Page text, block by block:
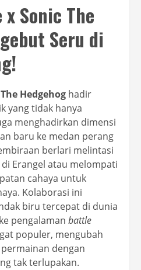
x Sonic The
Seru di
Hedgehog hadir
yang tidak hanya
menghadirkan dimensi
baru ke medan perang
berlari melintasi
Erangel atau melompati
cahaya untuk
Kolaborasi ini
biru tercepat di dunia
pengalaman battle
populer, mengubah
dengan
tak terlupakan.